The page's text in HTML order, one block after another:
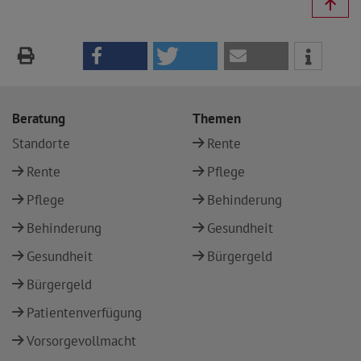
Beratung
Standorte
Rente
Pflege
Behinderung
Gesundheit
Bürgergeld
Patientenverfügung
Vorsorgevollmacht
Themen
Rente
Pflege
Behinderung
Gesundheit
Bürgergeld